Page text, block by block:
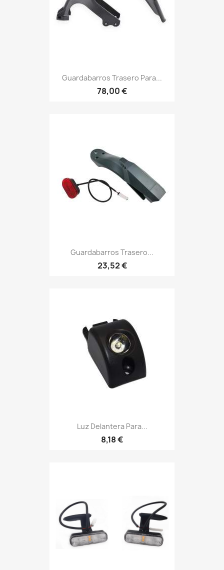
Guardabarros Trasero Para...
78,00 €
Guardabarros Trasero...
23,52 €
Luz Delantera Para...
8,18 €